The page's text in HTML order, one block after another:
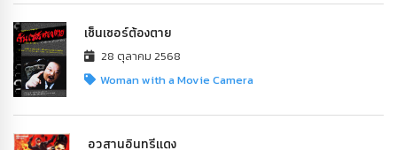
เซ็นเซอร์ต้องตาย
28 ตุลาคม 2568
Woman with a Movie Camera
อวสานอินทรีแดง